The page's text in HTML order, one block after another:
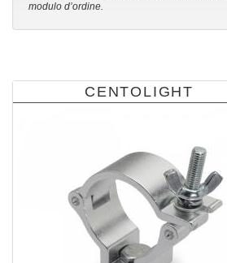
modulo d’ordine.
CENTOLIGHT